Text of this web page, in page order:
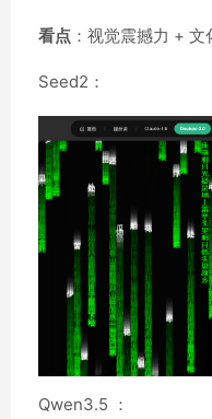
看点 ：视觉震撼力 + 文
Seed2：
Qwen3.5 ：